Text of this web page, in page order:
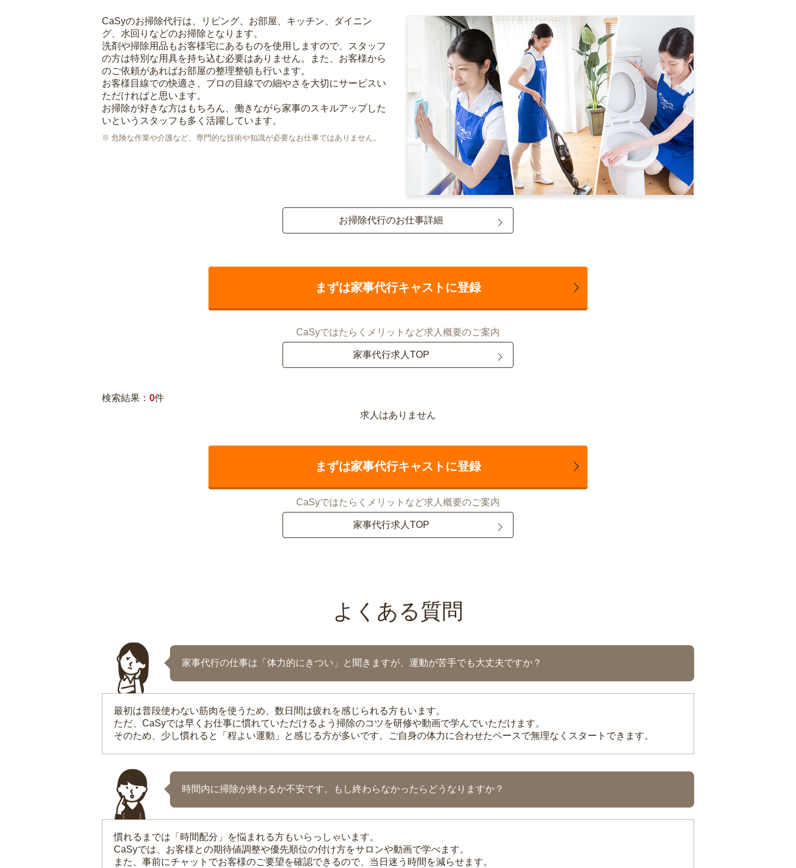
CaSyのお掃除代行は、リビング、お部屋、キッチン、ダイニン
グ、水回りなどのお掃除となります。
洗剤や掃除用品もお客様宅にあるものを使用しますので、スタッフ
の方は特別な用具を持ち込む必要はありません。また、お客様から
のご依頼があればお部屋の整理整頓も行います。
お客様目線での快適さ、プロの目線での細やさを大切にサービスい
ただければと思います。
お掃除が好きな方はもちろん、働きながら家事のスキルアップした
いというスタッフも多く活躍しています。
危険な作業や介護など、専門的な技術や知識が必要なお仕事ではありません。
お掃除代行のお仕事詳細
まずは家事代行キャストに登録
CaSyではたらくメリットなど求人概要のご案内
家事代行求人TOP
検索結果： 0件
求人はありません
まずは家事代行キャストに登録
CaSyではたらくメリットなど求人概要のご案内
家事代行求人TOP
よくある質問
家事代行の仕事は「体力的にきつい」と聞きますが、運動が苦手でも大丈夫ですか？
最初は普段使わない筋肉を使うため、数日間は疲れを感じられる方もいます。
ただ、CaSyでは早くお仕事に慣れていただけるよう掃除のコツを研修や動画で学んでいただけます。
そのため、少し慣れると「程よい運動」と感じる方が多いです。ご自身の体力に合わせたペースで無理なくスタートできます。
時間内に掃除が終わるか不安です。もし終わらなかったらどうなりますか？
慣れるまでは「時間配分」を悩まれる方もいらっしゃいます。
CaSyでは、お客様との期待値調整や優先順位の付け方をサロンや動画で学べます。
また、事前にチャットでお客様のご要望を確認できるので、当日迷う時間を減らせます。